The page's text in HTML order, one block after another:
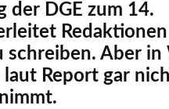
der DGE zum 14.
schreiben. Aber
Report gar